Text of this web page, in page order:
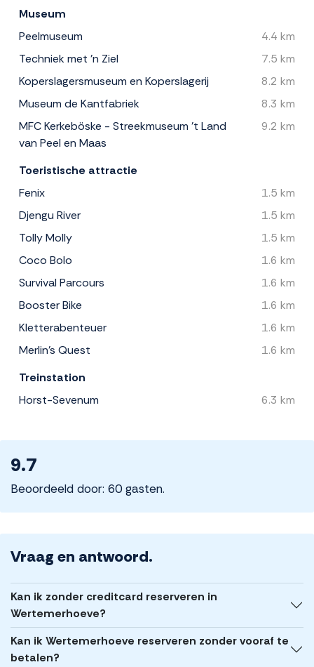
Museum
Peelmuseum
4.4 km
Techniek met 'n Ziel
7.5 km
Koperslagersmuseum en Koperslagerij
8.2 km
Museum de Kantfabriek
8.3 km
MFC Kerkeböske - Streekmuseum 't Land
van Peel en Maas
9.2 km
Toeristische attractie
Fenix
1.5 km
Djengu River
1.5 km
Tolly Molly
1.5 km
Coco Bolo
1.6 km
Survival Parcours
1.6 km
Booster Bike
1.6 km
Kletterabenteuer
1.6 km
Merlin's Quest
1.6 km
Treinstation
Horst-Sevenum
6.3 km
9.7
Beoordeeld door: 60 gasten.
Vraag en antwoord.
Kan ik zonder creditcard reserveren in
Wertemerhoeve?
Kan ik Wertemerhoeve reserveren zonder vooraf te
betalen?